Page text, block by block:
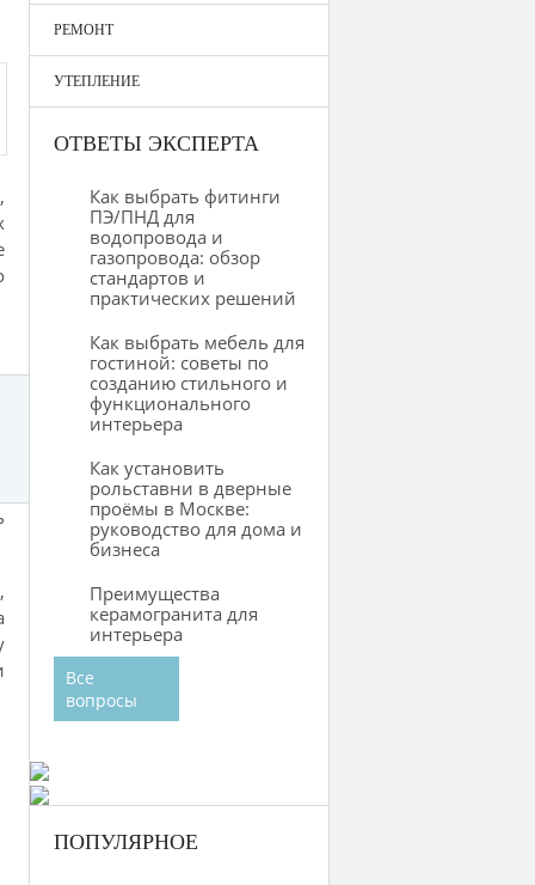
РЕМОНТ
УТЕПЛЕНИЕ
ОТВЕТЫ ЭКСПЕРТА
Как выбрать фитинги
ПЭ/ПНД для
водопровода и
газопровода: обзор
стандартов и
практических решений
Как выбрать мебель для
гостиной: советы по
созданию стильного и
функционального
интерьера
Как установить
рольставни в дверные
проёмы в Москве:
руководство для дома и
бизнеса
Преимущества
керамогранита для
интерьера
Все
вопросы
ПОПУЛЯРНОЕ